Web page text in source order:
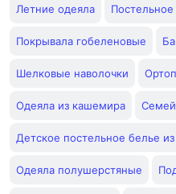
Летние одеяла
Покрывала гобеленовые
Шелковые наволочки
Одеяла из кашемира
Детское постельное белье из
Одеяла полушерстяные